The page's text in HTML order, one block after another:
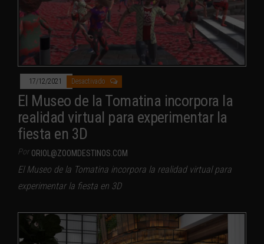
17/12/2021 Desactivado
El Museo de la Tomatina incorpora la
realidad virtual para experimentar la
fiesta en 3D
Por ORIOL@ZOOMDESTINOS.COM
El Museo de la Tomatina incorpora la realidad virtual para
experimentar la fiesta en 3D